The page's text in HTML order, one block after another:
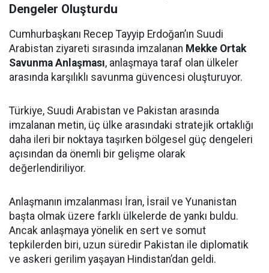
Dengeler Oluşturdu
Cumhurbaşkanı Recep Tayyip Erdoğan’ın Suudi
Arabistan ziyareti sırasında imzalanan Mekke Ortak
Savunma Anlaşması, anlaşmaya taraf olan ülkeler
arasında karşılıklı savunma güvencesi oluşturuyor.
Türkiye, Suudi Arabistan ve Pakistan arasında
imzalanan metin, üç ülke arasındaki stratejik ortaklığı
daha ileri bir noktaya taşırken bölgesel güç dengeleri
açısından da önemli bir gelişme olarak
değerlendiriliyor.
Anlaşmanın imzalanması İran, İsrail ve Yunanistan
başta olmak üzere farklı ülkelerde de yankı buldu.
Ancak anlaşmaya yönelik en sert ve somut
tepkilerden biri, uzun süredir Pakistan ile diplomatik
ve askeri gerilim yaşayan Hindistan’dan geldi.